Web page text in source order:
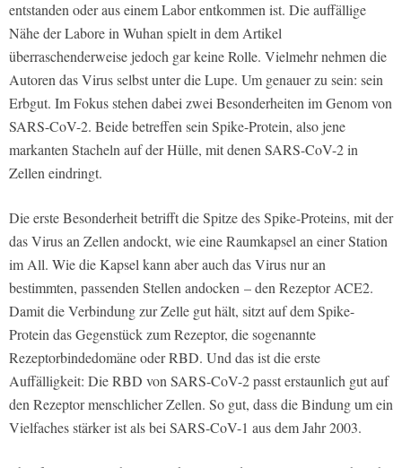
entstanden oder aus einem Labor entkommen ist. Die auffällige
Nähe der Labore in Wuhan spielt in dem Artikel
überraschenderweise jedoch gar keine Rolle. Vielmehr nehmen die
Autoren das Virus selbst unter die Lupe. Um genauer zu sein: sein
Erbgut. Im Fokus stehen dabei zwei Besonderheiten im Genom von
SARS-CoV-2. Beide betreffen sein Spike-Protein, also jene
markanten Stacheln auf der Hülle, mit denen SARS-CoV-2 in
Zellen eindringt.
Die erste Besonderheit betrifft die Spitze des Spike-Proteins, mit der
das Virus an Zellen andockt, wie eine Raumkapsel an einer Station
im All. Wie die Kapsel kann aber auch das Virus nur an
bestimmten, passenden Stellen andocken – den Rezeptor ACE2.
Damit die Verbindung zur Zelle gut hält, sitzt auf dem Spike-
Protein das Gegenstück zum Rezeptor, die sogenannte
Rezeptorbindedomäne oder RBD. Und das ist die erste
Auffälligkeit: Die RBD von SARS-CoV-2 passt erstaunlich gut auf
den Rezeptor menschlicher Zellen. So gut, dass die Bindung um ein
Vielfaches stärker ist als bei SARS-CoV-1 aus dem Jahr 2003.